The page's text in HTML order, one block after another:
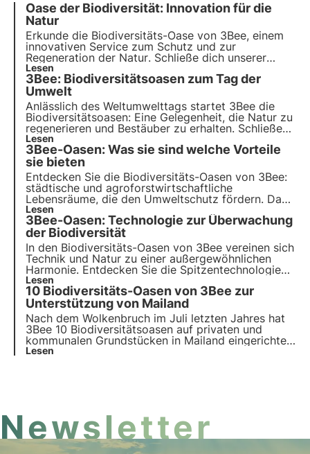
Oase der Biodiversität: Innovation für die
Natur
Erkunde die Biodiversitäts-Oase von 3Bee, einem
innovativen Service zum Schutz und zur
Regeneration der Natur. Schließe dich unserer
Mission an und entdecke, wie
Nachhaltigkeit zusammenkommen, um eine
grünere Zukunft für Unternehmen und den Planeten
zu schaffen.
Lesen
3Bee: Biodiversitätsoasen zum Tag der
Umwelt
Anlässlich des Weltumwelttags startet 3Bee die
Biodiversitätsoasen: Eine Gelegenheit, die Natur zu
regenerieren und Bestäuber zu erhalten. Schließen
Sie sich uns an und entdecken Sie, wie unsere
Missioninnovative Technologie und
Umweltengagement
Lesen
3Bee-Oasen: Was sie sind welche Vorteile
sie bieten
Entdecken Sie die Biodiversitäts-Oasen von 3Bee:
städtische und agroforstwirtschaftliche
Lebensräume, die den Umweltschutz fördern. Dank
der 3Bee-Technologie verbinden die Oasen Natur
und Wirtschaft und bieten eine Reihe von Vorteilen.
Schließen Sie sich dem Wandel an und übernehmen
Sie eine Oase.
Lesen
3Bee-Oasen: Technologie zur Überwachung
der Biodiversität
In den Biodiversitäts-Oasen von 3Bee vereinen sich
Technik und Natur zu einer außergewöhnlichen
Harmonie. Entdecken Sie die Spitzentechnologien
von 3Bee und ihre Schlüsselrolle bei der
Regeneration der Ökosysteme und der Artenvielfalt
in den Oasen.
Lesen
10 Biodiversitäts-Oasen von 3Bee zur
Unterstützung von Mailand
Nach dem Wolkenbruch im Juli letzten Jahres hat
3Bee 10 Biodiversitätsoasen auf privaten und
kommunalen Grundstücken in Mailand eingerichtet.
Das Ziel? Städtische Lebensräume zu schaffen, die
Lesen
Newsletter